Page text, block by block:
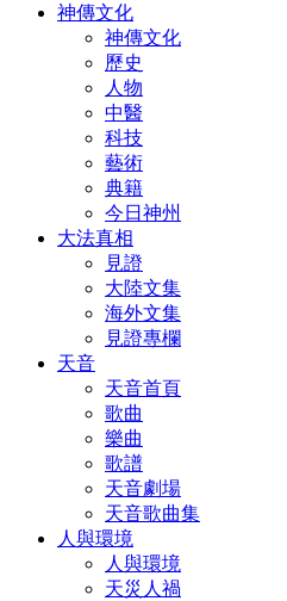
神傳文化
神傳文化
歷史
人物
中醫
科技
藝術
典籍
今日神州
大法真相
見證
大陸文集
海外文集
見證專欄
天音
天音首頁
歌曲
樂曲
歌譜
天音劇場
天音歌曲集
人與環境
人與環境
天災人禍